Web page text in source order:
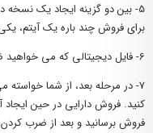
برای فروش چند باره یک آیتم،
6- فایل دیجیتالی که می خواهید ضرب کنید را به عنوان NFT آپلود کنید.
کنید. فروش دارایی در حین
فروش برسانید و بعد از ضرب